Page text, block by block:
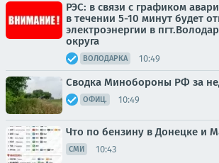
РЭС: в связи с графиком
в течении 5-10 минут будет
электроэнергии в
округа
ВОЛОДАРКА 10:49
Сводка Минобороны РФ за
ОФИЦ. 10:49
Что по бензину в Донецке и
СМИ 10:43